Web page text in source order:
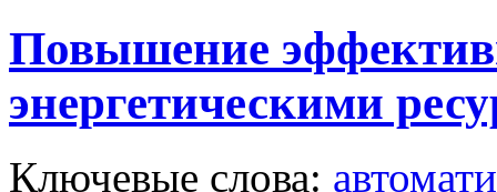
Повышение
энергетическими
Ключевые слова: